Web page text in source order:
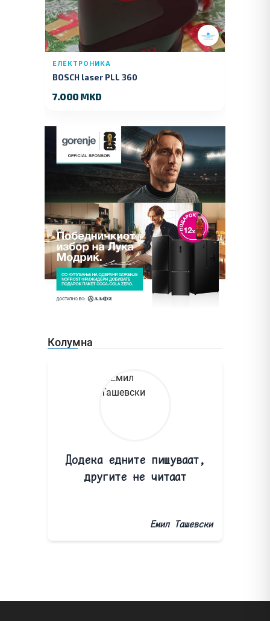
ЕЛЕКТРОНИКА
BOSCH laser PLL 360
7.000 MKD
Колумна
Додека едните пишуваат,
другите не читаат
Емил Ташевски